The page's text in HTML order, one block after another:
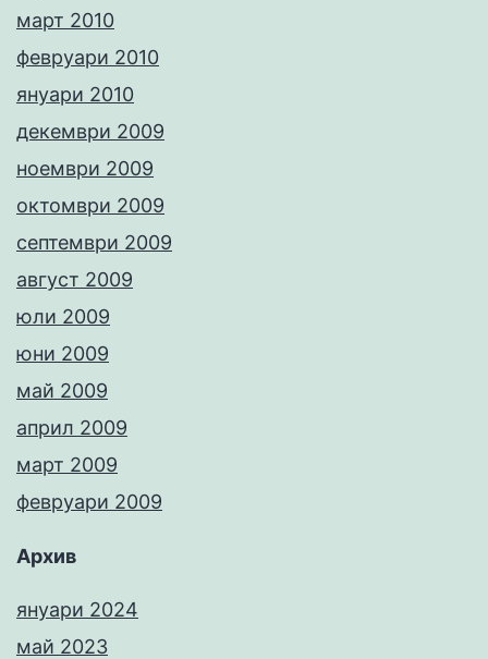
март 2010
февруари 2010
януари 2010
декември 2009
ноември 2009
октомври 2009
септември 2009
август 2009
юли 2009
юни 2009
май 2009
април 2009
март 2009
февруари 2009
Архив
януари 2024
май 2023